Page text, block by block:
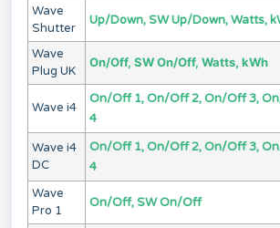
Wave
Shutter
Up/Down, SW Up/Down, Watts,
Wave
Plug UK
On/Off, SW On/Off, Watts, kWh
Wave i4
On/Off 1, On/Off 2, On/Off 3,
4
Wave i4
DC
On/Off 1, On/Off 2, On/Off 3,
4
Wave
Pro 1
On/Off, SW On/Off